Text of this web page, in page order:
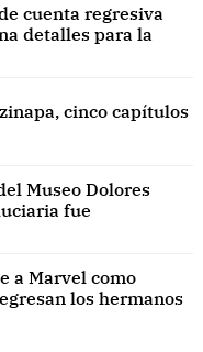
cuenta regresiva
detalles para la
cinco capítulos
Museo Dolores
fue
a Marvel como
los hermanos